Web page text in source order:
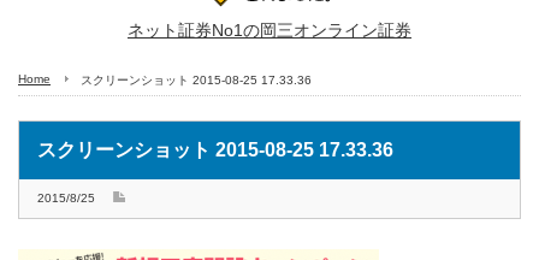
ネット証券No1の岡三オンライン証券
Home スクリーンショット 2015-08-25 17.33.36
スクリーンショット 2015-08-25 17.33.36
2015/8/25